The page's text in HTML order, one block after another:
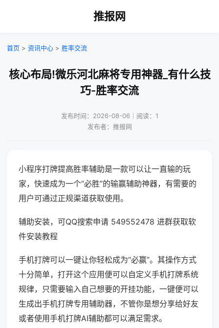
推报网
首页 > 资讯中心 > 胜率交流
核心布局!微乐河北麻将专用神器_有什么技
巧-胜率交流
发布时间：2026-08-06｜阅读：1
发布者：推报网
小程序打牌提高胜率辅助是一款可以让一直输的玩
家，快速成为一个“必胜”的输赢辅助神器，有需要的
用户可通过正规渠道获取使用。
辅助安装，可QQ搜索申请 549552478 进群获取软
件安装教程
手机打牌可以一键让你轻松成为“必赢”。其操作方式
十分简单，打开这个应用便可以自定义手机打牌系统
规律，只需要输入自己想要的开挂功能，一键便可以
生成出手机打牌专用辅助器，不管你是想分享给好友
或者使用手机打牌AI辅助都可以满足需求。